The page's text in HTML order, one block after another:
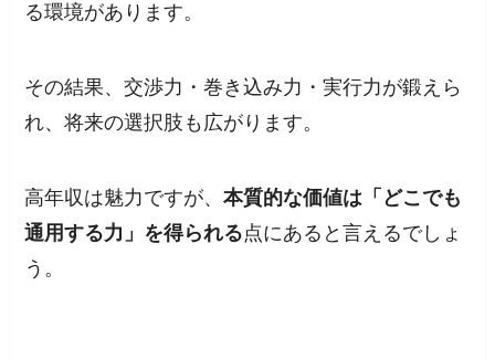
る環境があります。
その結果、交渉力・巻き込み力・実行力が鍛えら
れ、将来の選択肢も広がります。
高年収は魅力ですが、本質的な価値は「どこでも
通用する力」を得られる点にあると言えるでしょ
う。